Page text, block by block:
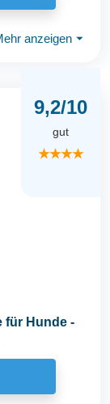
anzeigen ⏷
9,2/10
gut
★★★★
für Hunde -